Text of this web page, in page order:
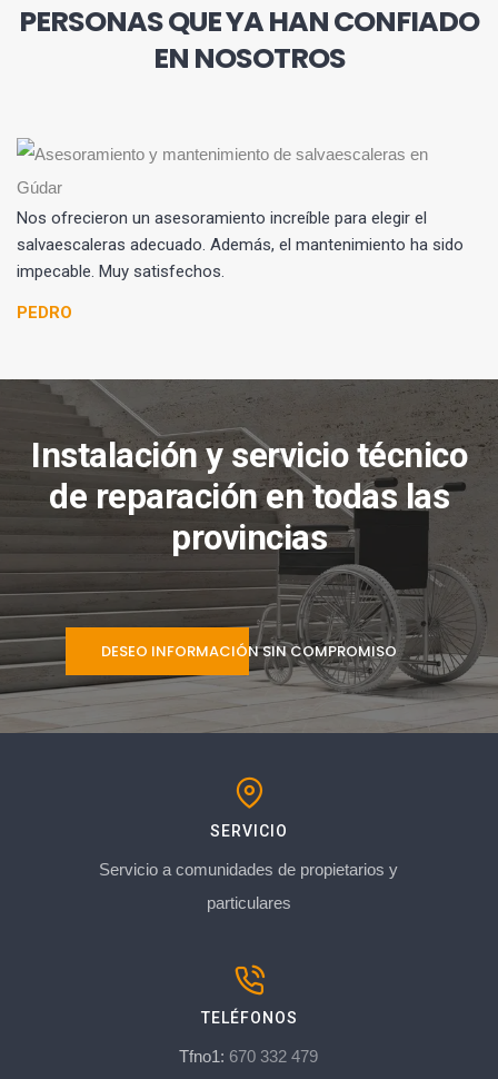
PERSONAS QUE YA HAN CONFIADO
EN NOSOTROS
Nos ofrecieron un asesoramiento increíble para elegir el
salvaescaleras adecuado. Además, el mantenimiento ha sido
impecable. Muy satisfechos.
PEDRO
Instalación y servicio técnico
de reparación en todas las
provincias
DESEO INFORMACIÓN SIN COMPROMISO
SERVICIO
Servicio a comunidades de propietarios y
particulares
TELÉFONOS
Tfno1: 670 332 479